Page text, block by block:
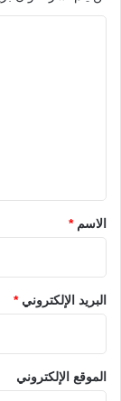
*الاسم*
البريد الإلكتروني*
الموقع الإلكتروني